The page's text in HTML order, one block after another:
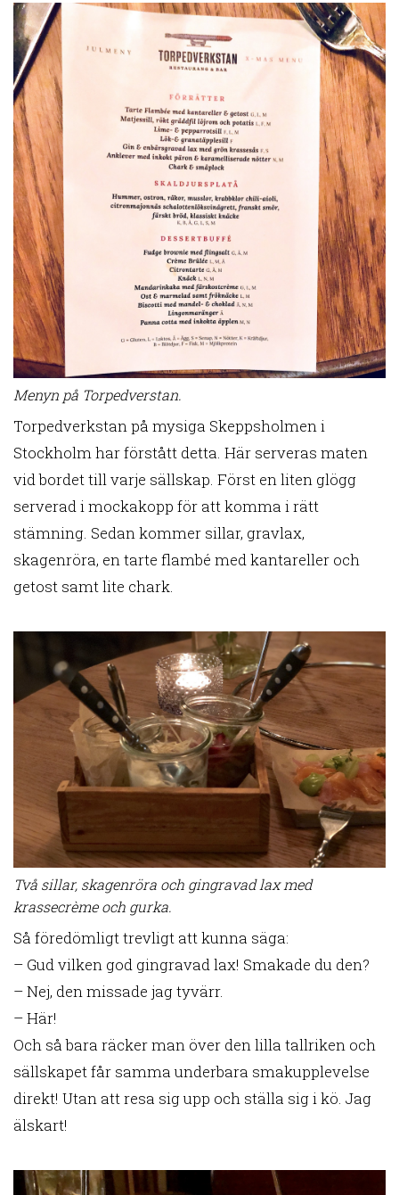
Menyn på Torpedverstan.
Torpedverkstan på mysiga Skeppsholmen i
Stockholm har förstått detta. Här serveras maten
vid bordet till varje sällskap. Först en liten glögg
serverad i mockakopp för att komma i rätt
stämning. Sedan kommer sillar, gravlax,
skagenröra, en tarte flambé med kantareller och
getost samt lite chark.
Två sillar, skagenröra och gingravad lax med
krassecrème och gurka.
Så föredömligt trevligt att kunna säga:
– Gud vilken god gingravad lax! Smakade du den?
– Nej, den missade jag tyvärr.
– Här!
Och så bara räcker man över den lilla tallriken och
sällskapet får samma underbara smakupplevelse
direkt! Utan att resa sig upp och ställa sig i kö. Jag
älskart!